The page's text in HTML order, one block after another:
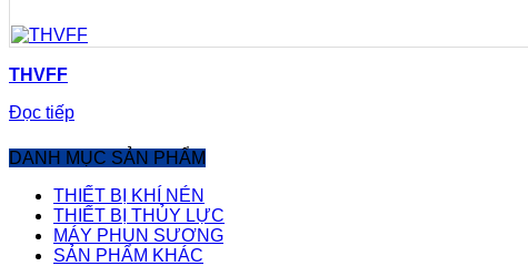
THVFF
Đọc tiếp
DANH MỤC SẢN PHẨM
THIẾT BỊ KHÍ NÉN
THIẾT BỊ THỦY LỰC
MÁY PHUN SƯƠNG
SẢN PHẨM KHÁC